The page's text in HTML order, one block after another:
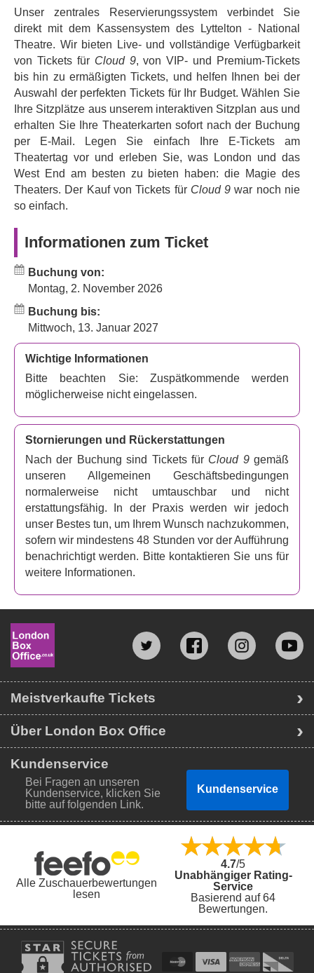
eine kühne Neuproduktion von Churchills
wegweisendem und einem seiner bekanntesten Werke,
das sowohl in der Liste der 100 bedeutendsten
Theaterstücke des Royal National Theatre als auch in der
Liste der besten Stücke aller Zeiten von Time Out New
York vertreten ist. In den Hauptrollen spielenRebecca
Humphries
Tom Mothersdale ,
Charlotte
Ritchie
Ellen Robertson Stuart Thompson undSam
Troughtondie vielseitige und exzentrische Besetzung.
Verpassen Sie nicht diesen modernen Klassiker eines
der einflussreichsten britischen Dramatiker.
Unser zentrales Reservierungssystem verbindet Sie
direkt mit dem Kassensystem des Lyttelton - National
Theatre. Wir bieten Live- und vollständige Verfügbarkeit
von Tickets für Cloud 9, von VIP- und Premium-Tickets
bis hin zu ermäßigten Tickets, und helfen Ihnen bei der
Auswahl der perfekten Tickets für Ihr Budget. Wählen Sie
Ihre Sitzplätze aus unserem interaktiven Sitzplan aus und
erhalten Sie Ihre Theaterkarten sofort nach der Buchung
per E-Mail. Legen Sie einfach Ihre E-Tickets am
Theatertag vor und erleben Sie, was London und das
West End am besten zu bieten haben: die Magie des
Theaters. Der Kauf von Tickets für Cloud 9 war noch nie
so einfach.
Informationen zum Ticket
Buchung von:
Montag, 2. November 2026
Buchung bis:
Mittwoch, 13. Januar 2027
Wichtige Informationen
Bitte beachten Sie: Zuspätkommende werden
möglicherweise nicht eingelassen.
Stornierungen und Rückerstattungen
Nach der Buchung sind Tickets für Cloud 9gemäß
unseren Allgemeinen Geschäftsbedingungen
normalerweise nicht umtauschbar und nicht
erstattungsfähig. In der Praxis werden wir jedoch
unser Bestes tun, um Ihrem Wunsch nachzukommen,
sofern wir mindestens 48 Stunden vor der Aufführung
benachrichtigt werden. Bitte kontaktieren Sie uns für
weitere Informationen.
Meistverkaufte Tickets
Über London Box Office
Kundenservice
Bei Fragen an unseren
Kundenservice, klicken Sie
bitte auf folgenden Link.
Kundenservice
Alle Zuschauerbewertungen
lesen
4.7/5
Unabhängiger Rating-
Service
Basierend auf 64
Bewertungen.